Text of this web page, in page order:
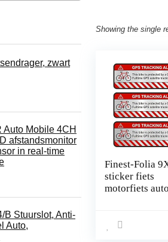
zwart
Auto Mobile 4CH
afstandsmonitor
in real-time
B Stuurslot, Anti-
Auto,
Showing the single
Finest-Folia
sticker fiets
motorfiets
tracker